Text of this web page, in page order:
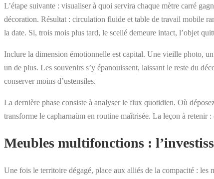
L’étape suivante : visualiser à quoi servira chaque mètre carré
décoration. Résultat : circulation fluide et table de travail mobile
la date. Si, trois mois plus tard, le scellé demeure intact, l’objet
Inclure la dimension émotionnelle est capital. Une vieille photo,
un de plus. Les souvenirs s’y épanouissent, laissant le reste du
conserver moins d’ustensiles.
La dernière phase consiste à analyser le flux quotidien. Où
transforme le capharnaüm en routine maîtrisée. La leçon à retenir
Meubles multifonctions :
Une fois le territoire dégagé, place aux alliés de la compacité : les